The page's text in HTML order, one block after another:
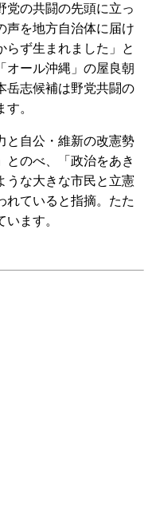
の共闘の先頭に立っ
声を地方自治体に届け
らず生まれました」と
オール沖縄」の屋良朝
岳志候補は野党共闘の
。
自公・維新の改憲勢
とのべ、「政治をあき
うな大きな市民と立憲
れていると指摘。たた
ます。